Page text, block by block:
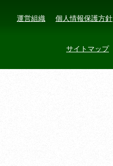
運営組織 個人情報保護方針
サイトマップ